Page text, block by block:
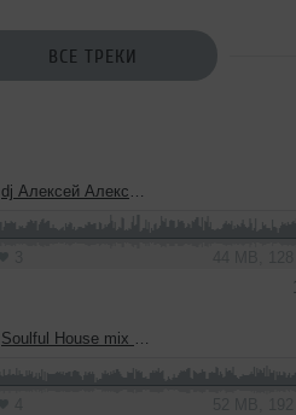
ВСЕ ТРЕКИ
dj Алексей Александров - Кому за 30 ч-4 (house mix)
Soulful House mix (dj Алексей Александров)